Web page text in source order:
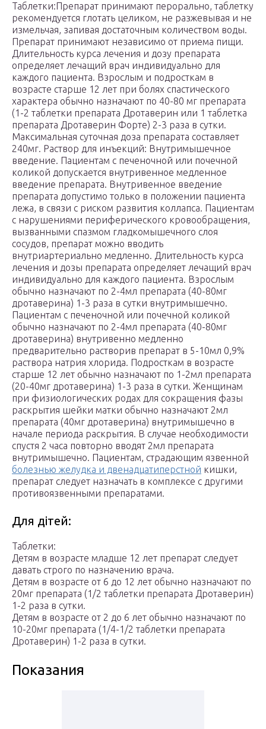
Таблетки:Препарат принимают перорально, таблетку
рекомендуется глотать целиком, не разжевывая и не
измельчая, запивая достаточным количеством воды.
Препарат принимают независимо от приема пищи.
Длительность курса лечения и дозу препарата
определяет лечащий врач индивидуально для
каждого пациента. Взрослым и подросткам в
возрасте старше 12 лет при болях спастического
характера обычно назначают по 40-80 мг препарата
(1-2 таблетки препарата Дротаверин или 1 таблетка
препарата Дротаверин Форте) 2-3 раза в сутки.
Максимальная суточная доза препарата составляет
240мг. Раствор для инъекций: Внутримышечное
введение. Пациентам с печеночной или почечной
коликой допускается внутривенное медленное
введение препарата. Внутривенное введение
препарата допустимо только в положении пациента
лежа, в связи с риском развития коллапса. Пациентам
с нарушениями периферического кровообращения,
вызванными спазмом гладкомышечного слоя
сосудов, препарат можно вводить
внутриартериально медленно. Длительность курса
лечения и дозы препарата определяет лечащий врач
индивидуально для каждого пациента. Взрослым
обычно назначают по 2-4мл препарата (40-80мг
дротаверина) 1-3 раза в сутки внутримышечно.
Пациентам с печеночной или почечной коликой
обычно назначают по 2-4мл препарата (40-80мг
дротаверина) внутривенно медленно
предварительно растворив препарат в 5-10мл 0,9%
раствора натрия хлорида. Подросткам в возрасте
старше 12 лет обычно назначают по 1-2мл препарата
(20-40мг дротаверина) 1-3 раза в сутки. Женщинам
при физиологических родах для сокращения фазы
раскрытия шейки матки обычно назначают 2мл
препарата (40мг дротаверина) внутримышечно в
начале периода раскрытия. В случае необходимости
спустя 2 часа повторно вводят 2мл препарата
внутримышечно. Пациентам, страдающим язвенной
болезнью желудка и двенадцатиперстной кишки,
препарат следует назначать в комплексе с другими
противоязвенными препаратами.
Для дітей:
Таблетки:
Детям в возрасте младше 12 лет препарат следует
давать строго по назначению врача.
Детям в возрасте от 6 до 12 лет обычно назначают по
20мг препарата (1/2 таблетки препарата Дротаверин)
1-2 раза в сутки.
Детям в возрасте от 2 до 6 лет обычно назначают по
10-20мг препарата (1/4-1/2 таблетки препарата
Дротаверин) 1-2 раза в сутки.
Показания